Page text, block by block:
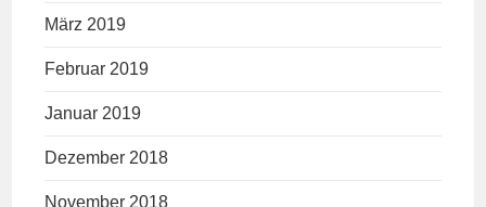
März 2019
Februar 2019
Januar 2019
Dezember 2018
November 2018